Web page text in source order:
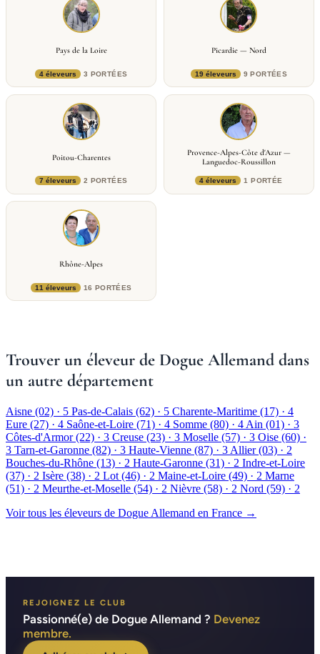
Pays de la Loire
4 éleveurs 3 PORTÉES
Picardie — Nord
19 éleveurs 9 PORTÉES
Poitou-Charentes
7 éleveurs 2 PORTÉES
Provence-Alpes-Côte d'Azur —
Languedoc-Roussillon
4 éleveurs 1 PORTÉE
Rhône-Alpes
11 éleveurs 16 PORTÉES
Trouver un éleveur de Dogue Allemand dans
un autre département
Aisne (02) · 5 Pas-de-Calais (62) · 5 Charente-Maritime (17) · 4
Eure (27) · 4 Saône-et-Loire (71) · 4 Somme (80) · 4 Ain (01) · 3
Côtes-d'Armor (22) · 3 Creuse (23) · 3 Moselle (57) · 3 Oise (60) ·
3 Tarn-et-Garonne (82) · 3 Haute-Vienne (87) · 3 Allier (03) · 2
Bouches-du-Rhône (13) · 2 Haute-Garonne (31) · 2 Indre-et-Loire
(37) · 2 Isère (38) · 2 Lot (46) · 2 Maine-et-Loire (49) · 2 Marne
(51) · 2 Meurthe-et-Moselle (54) · 2 Nièvre (58) · 2 Nord (59) · 2
Voir tous les éleveurs de Dogue Allemand en France →
REJOIGNEZ LE CLUB
Passionné(e) de Dogue Allemand ? Devenez
membre.